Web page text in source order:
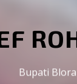
Bupati Blora